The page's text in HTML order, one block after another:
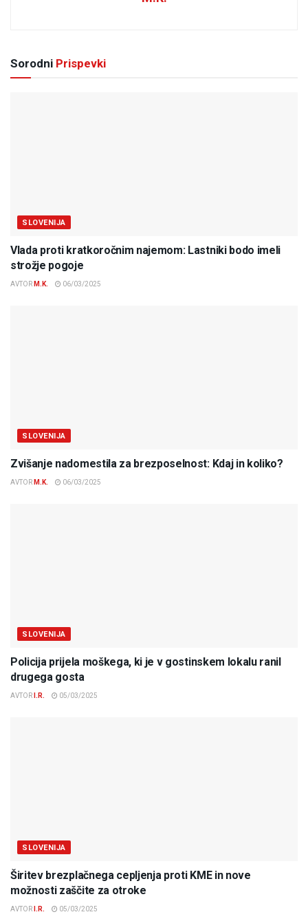
Sorodni Prispevki
SLOVENIJA
Vlada proti kratkoročnim najemom: Lastniki bodo imeli
strožje pogoje
AVTOR M.K. 06/03/2025
SLOVENIJA
Zvišanje nadomestila za brezposelnost: Kdaj in koliko?
AVTOR M.K. 06/03/2025
SLOVENIJA
Policija prijela moškega, ki je v gostinskem lokalu ranil
drugega gosta
AVTOR I.R. 05/03/2025
SLOVENIJA
Širitev brezplačnega cepljenja proti KME in nove
možnosti zaščite za otroke
AVTOR I.R. 05/03/2025